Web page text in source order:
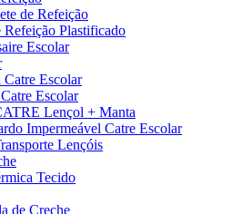
de Refeição
Refeição Plastificado
Escolar
Escolar
Escolar
Lençol + Manta
Impermeável Catre Escolar
Lençóis
Tecido
de Creche